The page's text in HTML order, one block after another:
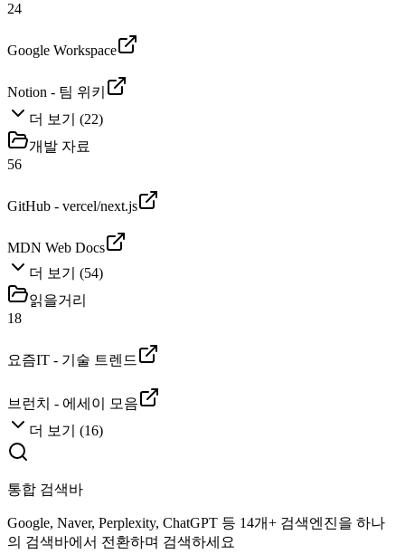
24
Google Workspace
Notion - 팀 위키
더 보기
(22)
개발 자료
56
GitHub - vercel/next.js
MDN Web Docs
더 보기
(54)
읽을거리
18
요즘IT - 기술 트렌드
브런치 - 에세이 모음
더 보기
(16)
통합 검색바
Google, Naver, Perplexity, ChatGPT 등 14개+ 검색엔진을 하나
의 검색바에서 전환하며 검색하세요